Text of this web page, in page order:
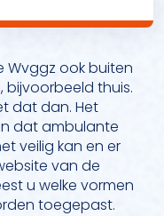
Wvggz ook buiten
thuis.
dat dan. Het
dat ambulante
veilig kan en er
van de
u welke vormen
toegepast.